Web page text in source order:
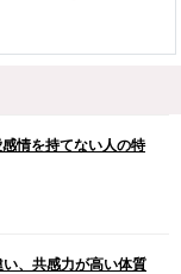
情を持てない人の特
、共感力が高い体質